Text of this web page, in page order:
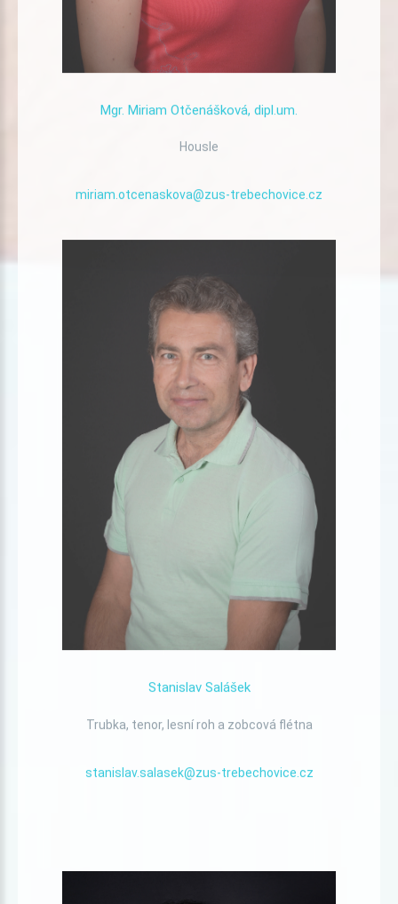
Mgr. Miriam Otčenášková, dipl.um.
Housle
miriam.otcenaskova@zus-trebechovice.cz
Stanislav Salášek
Trubka, tenor, lesní roh a zobcová flétna
stanislav.salasek@zus-trebechovice.cz